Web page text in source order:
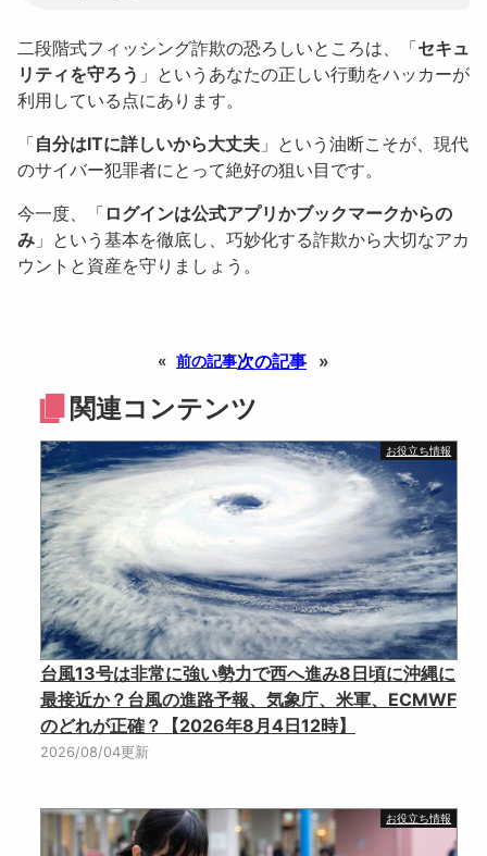
二段階式フィッシング詐欺の恐ろしいところは、「セキュ
リティを守ろう 」というあなたの正しい行動をハッカーが
利用している点にあります。
「自分はITに詳しいから大丈夫 」という油断こそが、現代
のサイバー犯罪者にとって絶好の狙い目です。
今一度、「 ログインは公式アプリかブックマークからの
み 」という基本を徹底し、巧妙化する詐欺から大切なアカ
ウントと資産を守りましょう。
« 前の記事次の記事 »
関連コンテンツ
お役立ち情報
台風13号は非常に強い勢力で西へ進み8日頃に沖縄に
最接近か？台風の進路予報、気象庁、米軍、ECMWF
のどれが正確？【2026年8月4日12時】
2026/08/04更新
お役立ち情報